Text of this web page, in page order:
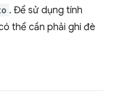
. Để sử dụng tính
thể cần phải ghi đè